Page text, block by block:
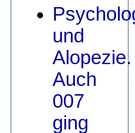
und
Alopezie.
Auch
007
ging